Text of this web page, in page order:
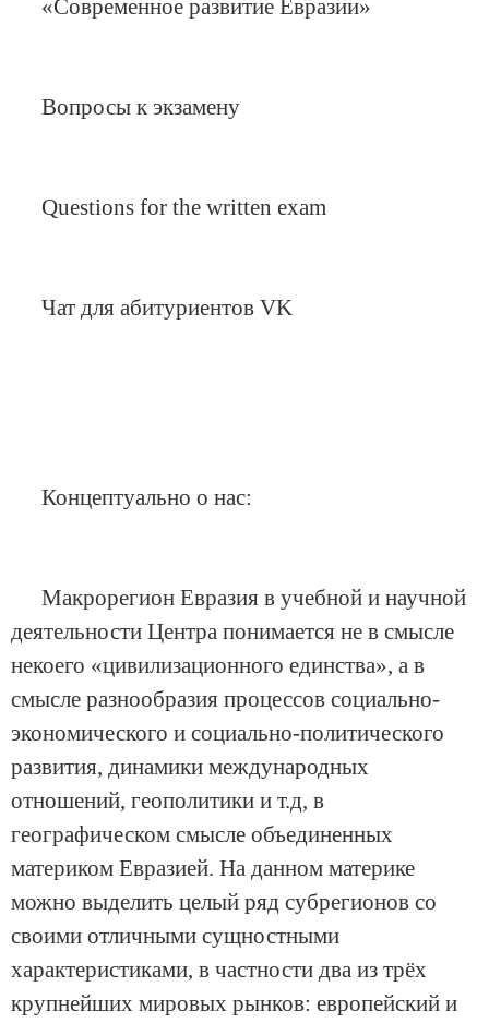
«Современное развитие Евразии»
Вопросы к экзамену
Questions for the written exam
Чат для абитуриентов VK
Концептуально о нас:
Макрорегион Евразия в учебной и научной
деятельности Центра понимается не в смысле
некоего «цивилизационного единства», а в
смысле разнообразия процессов социально-
экономического и социально-политического
развития, динамики международных
отношений, геополитики и т.д, в
географическом смысле объединенных
материком Евразией. На данном материке
можно выделить целый ряд субрегионов со
своими отличными сущностными
характеристиками, в частности два из трёх
крупнейших мировых рынков: европейский и